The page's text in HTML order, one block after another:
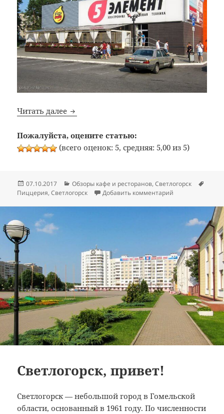
Читать далее Bon Appetit: №342: Пиццерия «Pizza
Пожалуйста, оцените статью:
(всего оценок: 5, средняя: 5,00 из 5)
Опубликовано
07.10.2017 Рубрики
Обзоры кафе и ресторанов,Светлогорск
Пиццерия,Светлогорск Добавить комментарий
Светлогорск, привет!
Светлогорск — небольшой город в Гомельской
области, основанный в 1961 году. По численности